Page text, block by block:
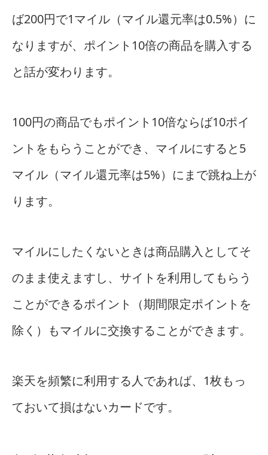
ば200円で1マイル（マイル還元率は0.5%）に
なりますが、ポイント10倍の商品を購入する
と話が変わります。
100円の商品でもポイント10倍ならば10ポイ
ントをもらうことができ、マイルにすると5
マイル（マイル還元率は5%）にまで跳ね上が
ります。
マイルにしたくないときは商品購入としてそ
のまま使えますし、サイトを利用してもらう
ことができるポイント（期間限定ポイントを
除く）もマイルに交換することができます。
楽天を頻繁に利用する人であれば、1枚もっ
ておいて損はないカードです。